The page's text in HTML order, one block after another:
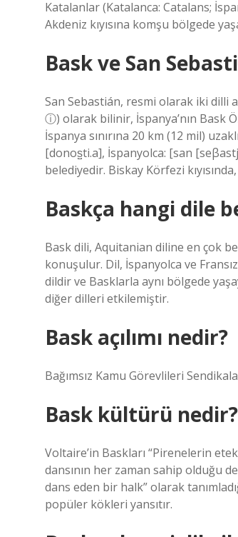
Katalanlar (Katalanca: Catalans;
Akdeniz kıyısına komşu bölgede
Bask ve San
San Sebastián, resmi olarak iki dilli
ⓘ) olarak bilinir, İspanya’nın Bask
İspanya sınırına 20 km (12 mil)
[donos̺ti.a], İspanyolca: [san
belediyedir. Biskay Körfezi
Baskça hangi dile
Bask dili, Aquitanian diline en çok
konuşulur. Dil, İspanyolca ve
dildir ve Basklarla aynı bölgede
diğer dilleri etkilemiştir.
Bask açılımı nedir?
Bağımsız Kamu Görevlileri
Bask kültürü nedir?
Voltaire’in Baskları “Pirenelerin
dansının her zaman sahip olduğu
dans eden bir halk” olarak
popüler kökleri yansıtır.